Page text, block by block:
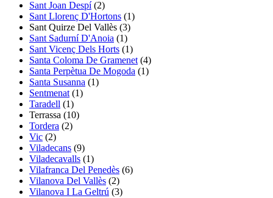
Sant Joan Despí(2)
Sant Llorenç D'Hortons (1)
Sant Quirze Del Vallès (3)
Sant Sadurní D'Anoia (1)
Sant Vicenç Dels Horts (1)
Santa Coloma De Gramenet (4)
Santa Perpètua De Mogoda (1)
Santa Susanna (1)
Sentmenat (1)
Taradell (1)
Terrassa (10)
Tordera (2)
Vic (2)
Viladecans (9)
Viladecavalls (1)
Vilafranca Del Penedès (6)
Vilanova Del Vallès (2)
Vilanova I La Geltrú (3)